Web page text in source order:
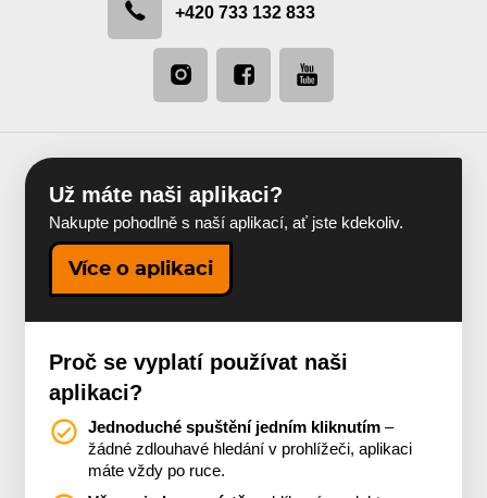
+420 733 132 833
Už máte naši aplikaci?
Nakupte pohodlně s naší aplikací, ať jste kdekoliv.
Více o aplikaci
Proč se vyplatí používat naši
aplikaci?
Jednoduché spuštění jedním kliknutím –
žádné zdlouhavé hledání v prohlížeči, aplikaci
máte vždy po ruce.